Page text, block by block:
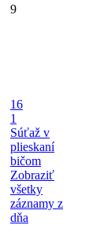
9
16
1
Súťaž v
plieskaní
bičom
Zobraziť
všetky
záznamy z
dňa